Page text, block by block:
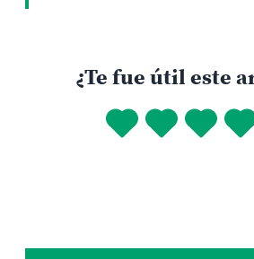
¿Te fue útil este